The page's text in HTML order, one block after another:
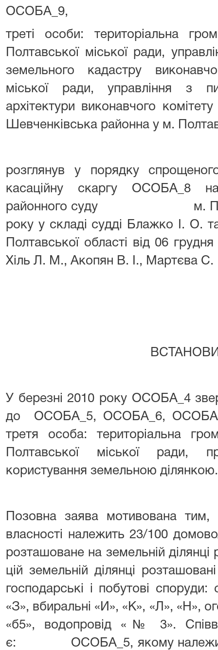
ОСОБА_9,
треті особи: територіальна
Полтавської міської ради,
земельного кадастру
міської ради, управління з
архітектури виконавчого
Шевченківська районна у м.
розглянув у порядку
касаційну скаргу ОСОБА_8
районного суду м.
року у складі судді Блажко І. О.
Полтавської області від 06
Хіль Л. М., Акопян В. І., Мартєва
У березні 2010 року ОСОБА_4
до ОСОБА_5, ОСОБА_6,
третя особа: територіальна
Полтавської міської ради,
користування земельною ділянкою.
Позовна заява мотивована
власності належить 23/100
розташоване на земельній
цій земельній ділянці
господарські і побутові
«З», вбиральні «И», «К», «Л», «Н»,
«б5», водопровід «№ 3».
є: ОСОБА_5, якому належить